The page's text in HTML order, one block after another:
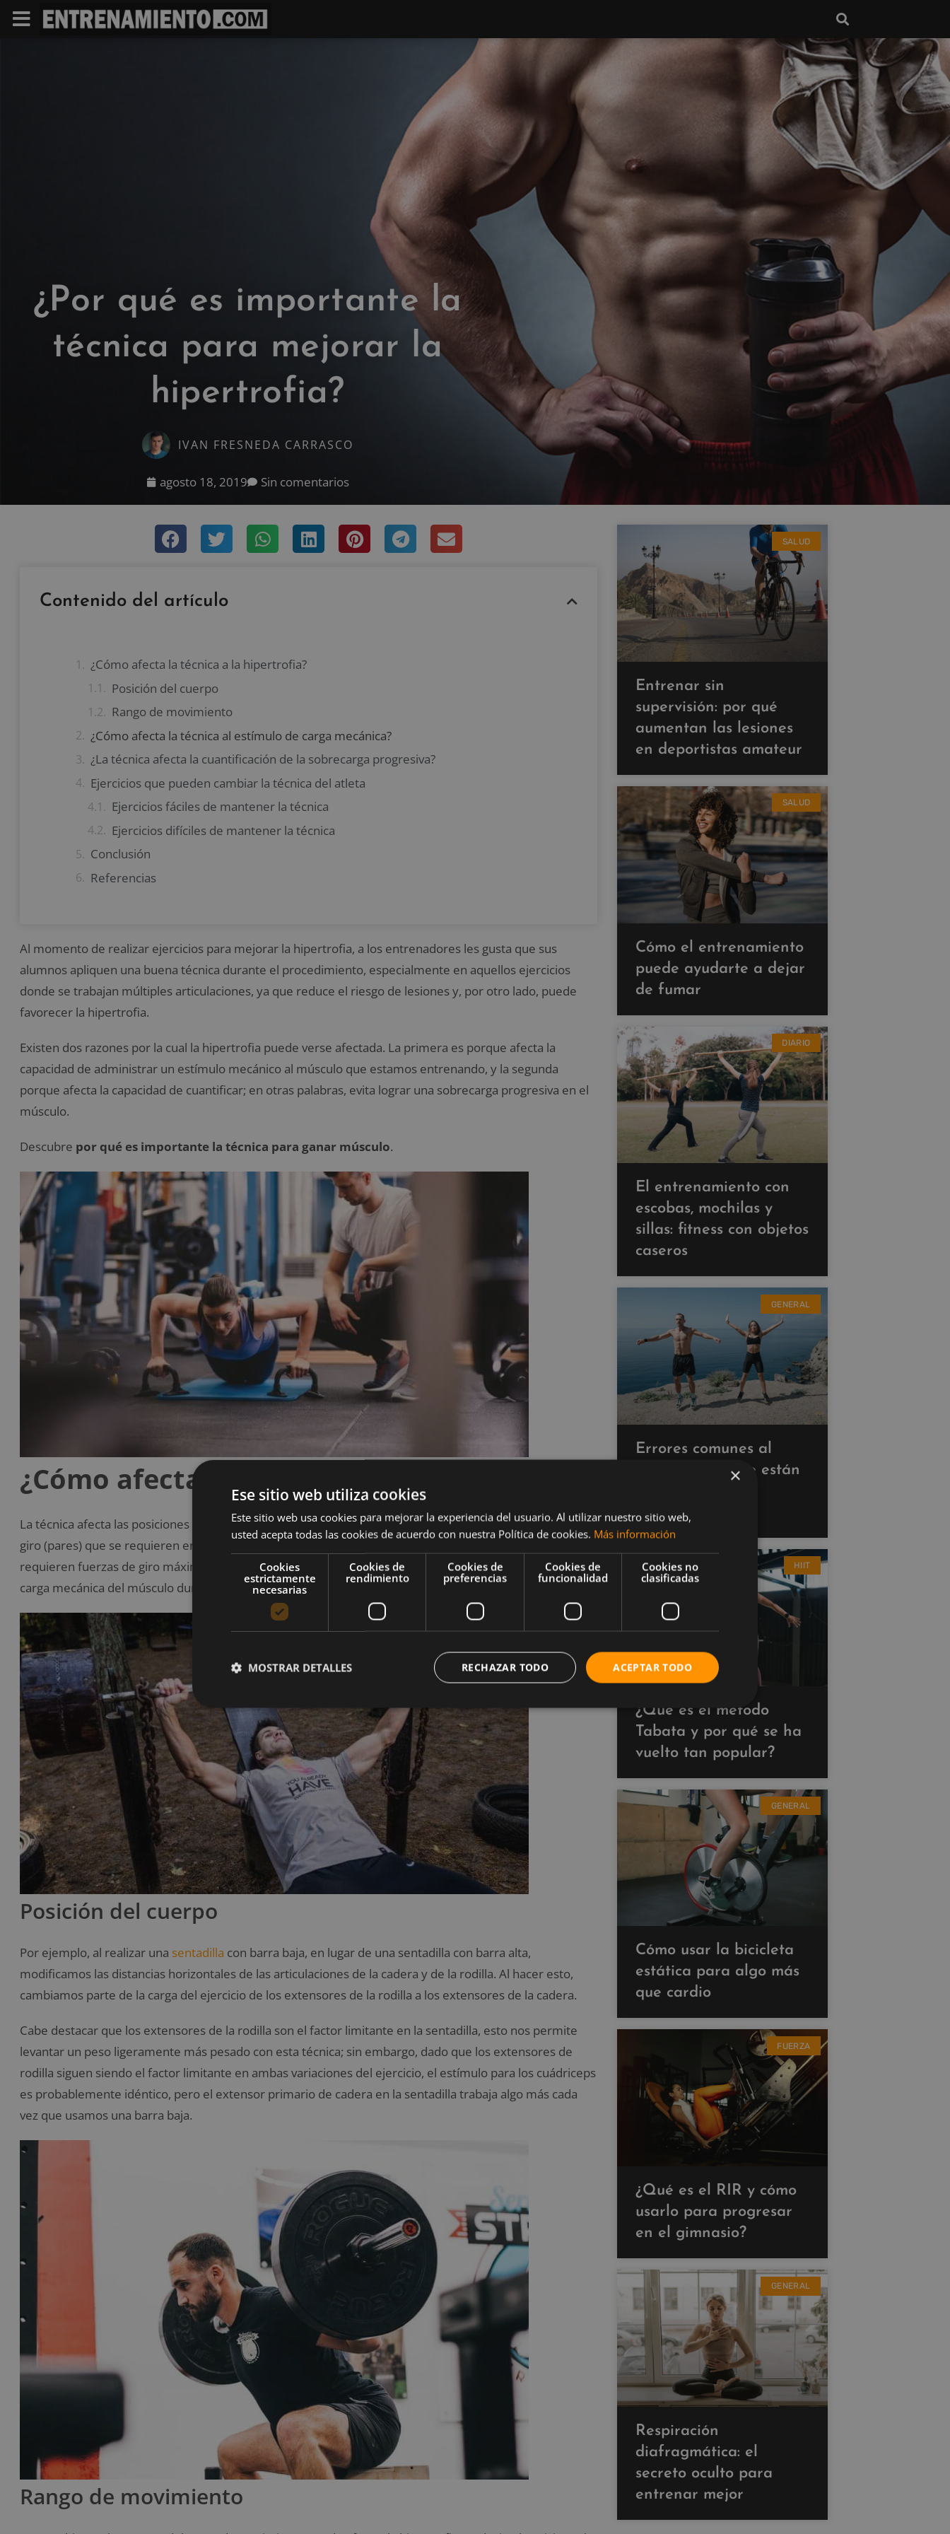
¿Por qué es importante la
técnica para mejorar la
hipertrofia?
IVAN FRESNEDA CARRASCO
agosto 18, 2019 Sin comentarios
Contenido del artículo
¿Cómo afecta la técnica a la hipertrofia?
Posición del cuerpo
Rango de movimiento
¿Cómo afecta la técnica al estímulo de carga mecánica?
¿La técnica afecta la cuantificación de la sobrecarga progresiva?
Ejercicios que pueden cambiar la técnica del atleta
Ejercicios fáciles de mantener la técnica
Ejercicios difíciles de mantener la técnica
Conclusión
Referencias
Al momento de realizar ejercicios para mejorar la hipertrofia, a los entrenadores les gusta que sus
alumnos apliquen una buena técnica durante el procedimiento, especialmente en aquellos ejercicios
donde se trabajan múltiples articulaciones, ya que reduce el riesgo de lesiones y, por otro lado, puede
favorecer la hipertrofia.
Existen dos razones por la cual la hipertrofia puede verse afectada. La primera es porque afecta la
capacidad de administrar un estímulo mecánico al músculo que estamos entrenando, y la segunda
porque afecta la capacidad de cuantificar; en otras palabras, evita lograr una sobrecarga progresiva en el
músculo.
Descubre por qué es importante la técnica para ganar músculo.
¿Cómo afecta la técnica a la hipertrofia?
La técnica afecta las posiciones del cuerpo y a las extremidades del mismo, también afecta las fuerzas de
giro (pares) que se requieren en cada articulación y altera el rango de movimiento del ejercicio donde se
requieren fuerzas de giro máximas (pares). Cada uno de estos cambios puede afectar el estímulo de la
carga mecánica del músculo durante un entrenamiento.
Posición del cuerpo
Por ejemplo, al realizar una sentadilla con barra baja, en lugar de una sentadilla con barra alta,
modificamos las distancias horizontales de las articulaciones de la cadera y de la rodilla. Al hacer esto,
cambiamos parte de la carga del ejercicio de los extensores de la rodilla a los extensores de la cadera.
Cabe destacar que los extensores de la rodilla son el factor limitante en la sentadilla, esto nos permite
levantar un peso ligeramente más pesado con esta técnica; sin embargo, dado que los extensores de
rodilla siguen siendo el factor limitante en ambas variaciones del ejercicio, el estímulo para los cuádriceps
es probablemente idéntico, pero el extensor primario de cadera en la sentadilla trabaja algo más cada
vez que usamos una barra baja.
Rango de movimiento
SALUD
Entrenar sin
supervisión: por qué
aumentan las lesiones
en deportistas amateur
SALUD
Cómo el entrenamiento
puede ayudarte a dejar
de fumar
DIARIO
El entrenamiento con
escobas, mochilas y
sillas: fitness con objetos
caseros
GENERAL
Errores comunes al
hacer cardio que están
resultados
HIIT
¿Qué es el método
Tabata y por qué se ha
vuelto tan popular?
GENERAL
Cómo usar la bicicleta
estática para algo más
que cardio
FUERZA
¿Qué es el RIR y cómo
usarlo para progresar
en el gimnasio?
GENERAL
Respiración
diafragmática: el
secreto oculto para
entrenar mejor
×
Ese sitio web utiliza cookies
Este sitio web usa cookies para mejorar la experiencia del usuario. Al utilizar nuestro sitio web,
usted acepta todas las cookies de acuerdo con nuestra Política de cookies. Más información
Cookies
estrictamente
necesarias
Cookies de
rendimiento
Cookies de
preferencias
Cookies de
funcionalidad
Cookies no
clasificadas
ACEPTAR TODO
RECHAZAR TODO
MOSTRAR DETALLES